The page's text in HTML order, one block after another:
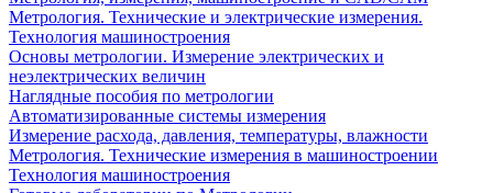
Метрология. Технические и электрические измерения.
Технология машиностроения
Основы метрологии. Измерение электрических и
неэлектрических величин
Наглядные пособия по метрологии
Автоматизированные системы измерения
Измерение расхода, давления, температуры, влажности
Метрология. Технические измерения в машиностроении
Технология машиностроения